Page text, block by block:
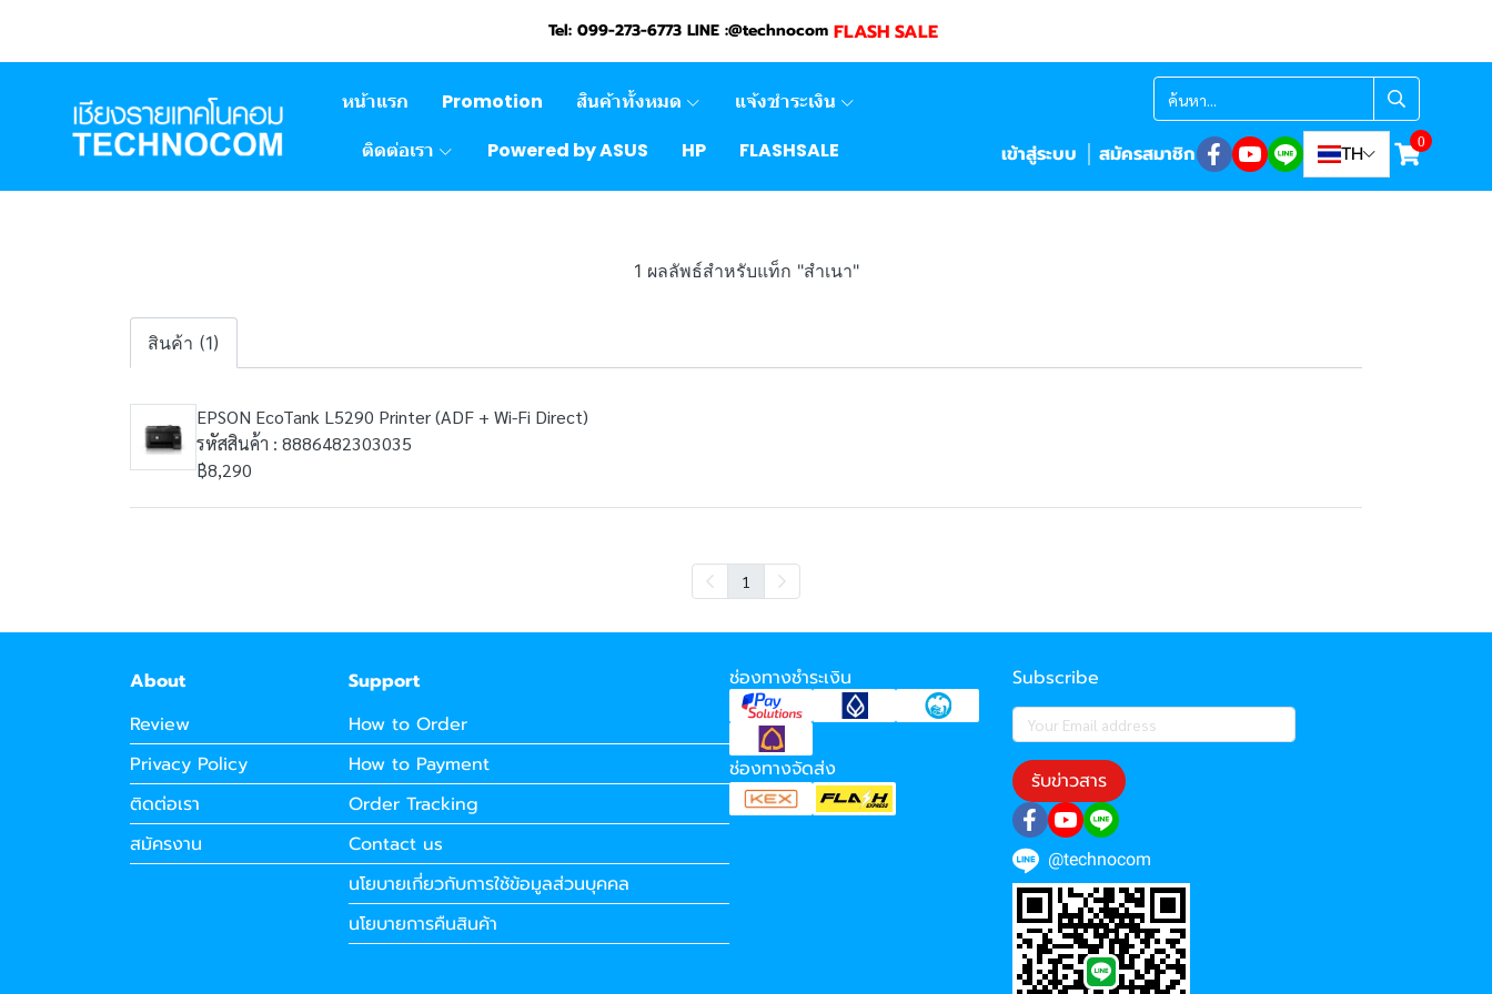
Tel: 099-273-6773 LINE :@technocom FLASH SALE
หน้าแรก Promotion สินค้าทั้งหมด
แจ้งชำระเงิน
ติดต่อเรา
Powered by ASUS HP FLASHSALE เข้าสู่ระบบ สมัครสมาชิก TH 0
1 ผลลัพธ์สำหรับแท็ก "สำเนา"
สินค้า (1)
EPSON EcoTank L5290 Printer (ADF + Wi-Fi Direct)
รหัสสินค้า : 8886482303035
฿8,290
1
About
Review
Privacy Policy
ติดต่อเรา
สมัครงาน
Support
How to Order
How to Payment
Order Tracking
Contact us
นโยบายเกี่ยวกับการใช้ข้อมูลส่วนบุคคล
นโยบายการคืนสินค้า
ช่องทางชำระเงิน
ช่องทางจัดส่ง
Subscribe
รับข่าวสาร
@technocom